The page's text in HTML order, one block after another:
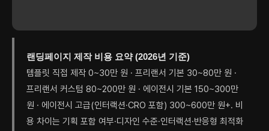
랜딩페이지 제작 비용 요약 (2026년 기준)
템플릿 직접 제작 0~30만 원 · 프리랜서 기본 30~80만 원 ·
프리랜서 커스텀 80~200만 원 · 에이전시 기본 150~300만
원 · 에이전시 고급(인터랙션·CRO 포함) 300~600만 원+. 비
용 차이는 기획 포함 여부·디자인 수준·인터랙션·반응형 최적화